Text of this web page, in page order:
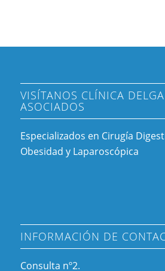
VISÍTANOS CLÍNICA
ASOCIADOS
Especializados en Cirugía
Obesidad y Laparoscópica
INFORMACIÓN DE
Consulta nº2.